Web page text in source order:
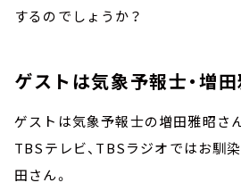
するのでしょうか？
ゲストは気象予報士・増田
ゲストは気象予報士の増田雅昭さん
TBSテレビ、TBSラジオではお馴
田さん。